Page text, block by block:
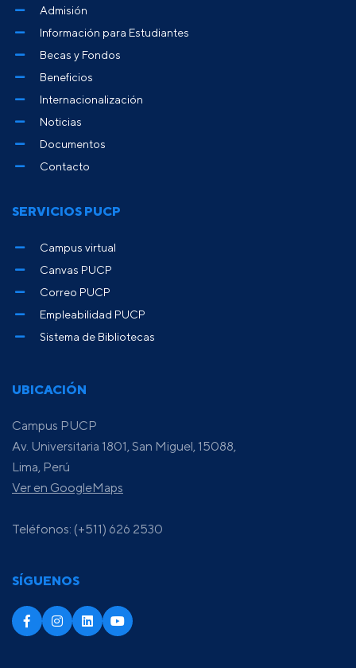
UBICACIÓN
Campus PUCP
Av. Universitaria 1801, San Miguel, 15088,
Lima, Perú
Ver en GoogleMaps
Teléfonos: (+511) 626 2530
SÍGUENOS
Admisión
Información para Estudiantes
Becas y Fondos
Beneficios
Internacionalización
Noticias
Documentos
Contacto
SERVICIOS PUCP
Campus virtual
Canvas PUCP
Correo PUCP
Empleabilidad PUCP
Sistema de Bibliotecas